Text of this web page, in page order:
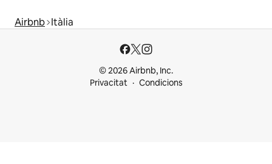
Airbnb Itàlia
© 2026 Airbnb, Inc.
Privacitat
Condicions